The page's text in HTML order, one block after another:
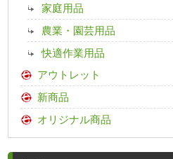
家庭用品
農業・園芸用品
快適作業用品
アウトレット
新商品
オリジナル商品